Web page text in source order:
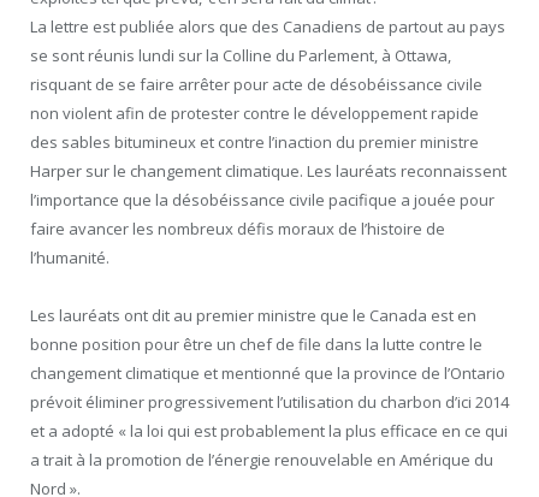
La lettre est publiée alors que des Canadiens de partout au pays
se sont réunis lundi sur la Colline du Parlement, à Ottawa,
risquant de se faire arrêter pour acte de désobéissance civile
non violent afin de protester contre le développement rapide
des sables bitumineux et contre l’inaction du premier ministre
Harper sur le changement climatique. Les lauréats reconnaissent
l’importance que la désobéissance civile pacifique a jouée pour
faire avancer les nombreux défis moraux de l’histoire de
l’humanité.
Les lauréats ont dit au premier ministre que le Canada est en
bonne position pour être un chef de file dans la lutte contre le
changement climatique et mentionné que la province de l’Ontario
prévoit éliminer progressivement l’utilisation du charbon d’ici 2014
et a adopté « la loi qui est probablement la plus efficace en ce qui
a trait à la promotion de l’énergie renouvelable en Amérique du
Nord ».